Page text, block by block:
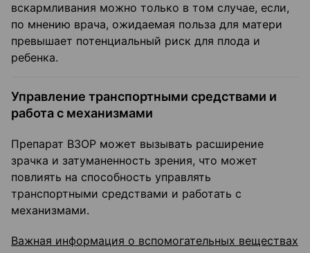
вскармливания можно только в том случае, если,
по мнению врача, ожидаемая польза для матери
превышает потенциальный риск для плода и
ребенка.
Управление транспортными средствами и
работа с механизмами
Препарат ВЗОР может вызывать расширение
зрачка и затуманенность зрения, что может
повлиять на способность управлять
транспортными средствами и работать с
механизмами.
Важная информация о вспомогательных веществах